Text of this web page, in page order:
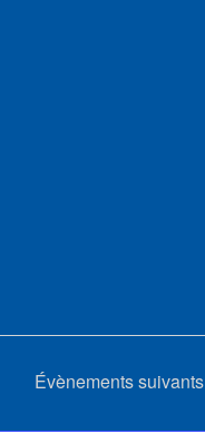
Évènementssuivants